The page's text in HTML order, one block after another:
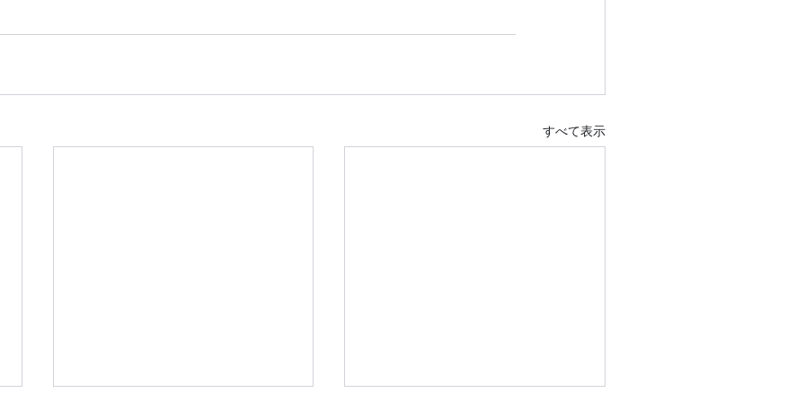
すべて表示